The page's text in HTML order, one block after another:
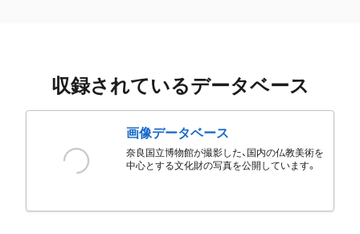
収録されているデータベース
画像データベース
奈良国立博物館が撮影した、国内の仏教美術を
中心とする文化財の写真を公開しています。